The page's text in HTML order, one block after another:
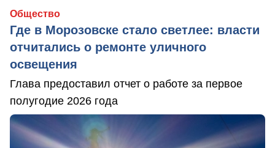
Общество
Где в Морозовске стало светлее: власти
отчитались о ремонте уличного
освещения
Глава предоставил отчет о работе за первое
полугодие 2026 года